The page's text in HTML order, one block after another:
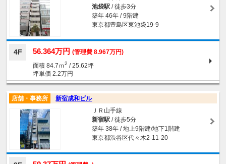
池袋駅/ 徒歩3分
築年 46年 / 9階建
東京都豊島区東池袋19-9
4F 56.364万円 (管理費 8.967万円)
面積 84.7ｍ2 / 25.62坪
坪単価 2.2万円
店舗・事務所
新宿成和ビル
ＪＲ山手線
新宿駅/ 徒歩5分
築年 38年 / 地上9階建/地下1階建
東京都渋谷区代々木2-11-20